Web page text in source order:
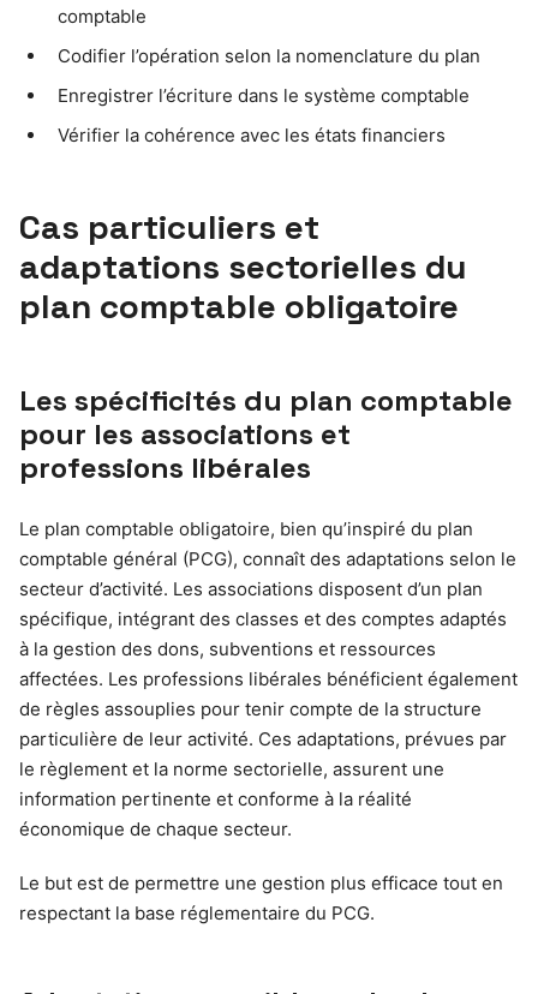
comptable
Codifier l’opération selon la nomenclature du plan
Enregistrer l’écriture dans le système comptable
Vérifier la cohérence avec les états financiers
Cas particuliers et
adaptations sectorielles du
plan comptable obligatoire
Les spécificités du plan comptable
pour les associations et
professions libérales
Le plan comptable obligatoire, bien qu’inspiré du plan
comptable général (PCG), connaît des adaptations selon le
secteur d’activité. Les associations disposent d’un plan
spécifique, intégrant des classes et des comptes adaptés
à la gestion des dons, subventions et ressources
affectées. Les professions libérales bénéficient également
de règles assouplies pour tenir compte de la structure
particulière de leur activité. Ces adaptations, prévues par
le règlement et la norme sectorielle, assurent une
information pertinente et conforme à la réalité
économique de chaque secteur.
Le but est de permettre une gestion plus efficace tout en
respectant la base réglementaire du PCG.